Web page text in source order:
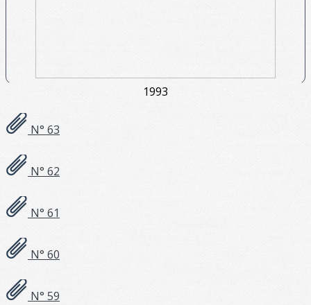
1993
N° 63
N° 62
N° 61
N° 60
N° 59